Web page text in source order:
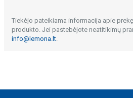
Tiekėjo pateikiama informacija apie
produkto. Jei pastebėjote neatitikimų
info@lemona.lt.